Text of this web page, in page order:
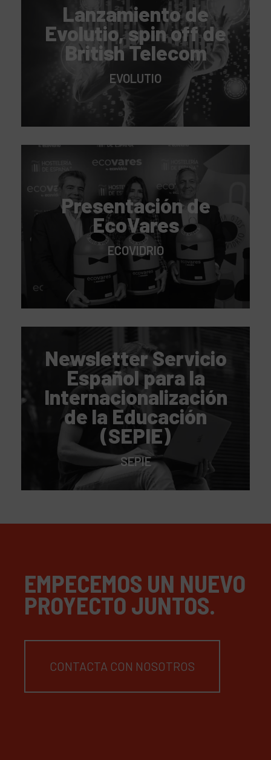
Lanzamiento de
Evolutio, spin off de
British Telecom
EVOLUTIO
Presentación de
EcoVares
ECOVIDRIO
Newsletter Servicio
Español para la
Internacionalización
de la Educación
(SEPIE)
SEPIE
EMPECEMOS UN NUEVO
PROYECTO JUNTOS.
CONTACTA CON NOSOTROS